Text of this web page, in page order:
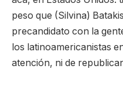
peso que (Silvina)
precandidato con la
los latinoamericanistas
atención, ni de